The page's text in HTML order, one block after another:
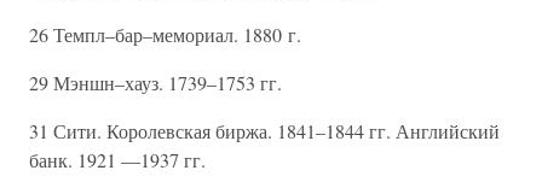
26 Темпл–бар–мемориал. 1880 г.
29 Мэншн–хауз. 1739–1753 гг.
31 Сити. Королевская биржа. 1841–1844 гг. Английский
банк. 1921 —1937 гг.